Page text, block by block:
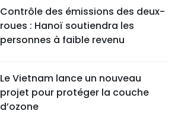
Contrôle des émissions des deux-
roues : Hanoï soutiendra les
personnes à faible revenu
Le Vietnam lance un nouveau
projet pour protéger la couche
d’ozone